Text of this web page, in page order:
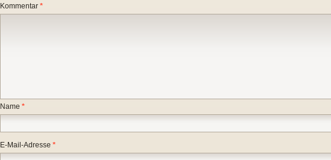
Kommentar *
Name *
E-Mail-Adresse *